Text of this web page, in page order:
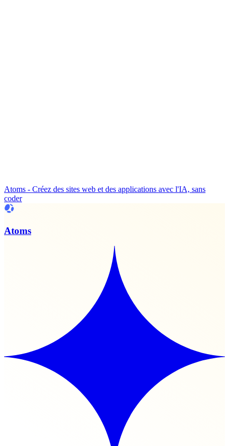
Atoms - Créez des sites web et des applications avec l'IA, sans
coder
Atoms